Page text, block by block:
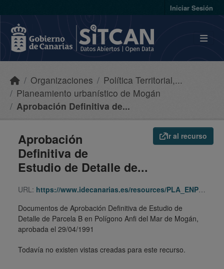
Iniciar Sesión
Organizaciones
Política Territorial,...
Planeamiento urbanístico de Mogán
Aprobación Definitiva de...
Ir al recurso
Aprobación
Definitiva de
Estudio de Detalle de...
URL: https://www.idecanarias.es/resources/PLA_ENP_URB/URB_PLA/GC/Moga/ed-parb/indice.html
Documentos de Aprobación Definitiva de Estudio de
Detalle de Parcela B en Polígono Anfi del Mar de Mogán,
aprobada el 29/04/1991
Todavía no existen vistas creadas para este recurso.